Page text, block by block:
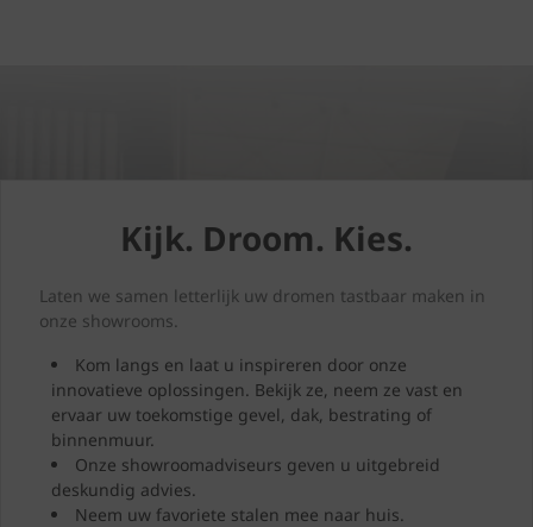
Kijk. Droom. Kies.
Laten we samen letterlijk uw dromen tastbaar maken in
onze showrooms.
Kom langs en laat u inspireren door onze
innovatieve oplossingen. Bekijk ze, neem ze vast en
ervaar uw toekomstige gevel, dak, bestrating of
binnenmuur.
Onze showroomadviseurs geven u uitgebreid
deskundig advies.
Neem uw favoriete stalen mee naar huis.